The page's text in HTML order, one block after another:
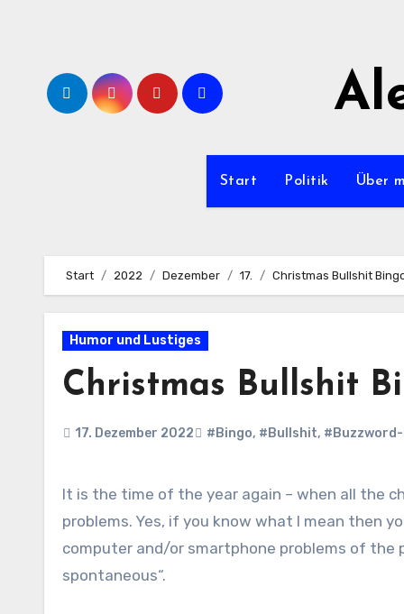
Start Politik Über
Start 2022 Dezember 17. Christmas Bullshit
Humor und Lustiges
Christmas Bullshit
17. Dezember 2022 #Bingo, #Bullshit,
It is the time of the year again – when all the children return to the places of their birth to fix their parents‘ IT
problems. Yes, if you know what I mean then
computer and/or smartphone problems of the
spontaneous“.